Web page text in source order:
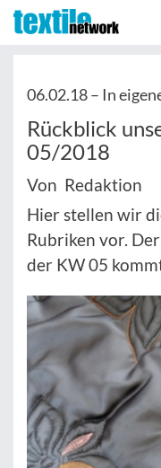
06.02.18 – In
Rückblick
05/2018
Von Redaktion
Hier stellen wir
Rubriken vor.
der KW 05